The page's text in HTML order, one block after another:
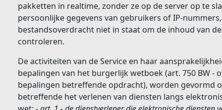
pakketten in realtime, zonder ze op de server op te
persoonlijke gegevens van gebruikers of IP-
bestandsoverdracht niet in staat om de inhoud van
controleren.
De activiteiten van de Service en haar
bepalingen van het burgerlijk wetboek (art. 750 BW -
bepalingen betreffende opdracht), worden gevormd
betreffende het verlenen van diensten langs